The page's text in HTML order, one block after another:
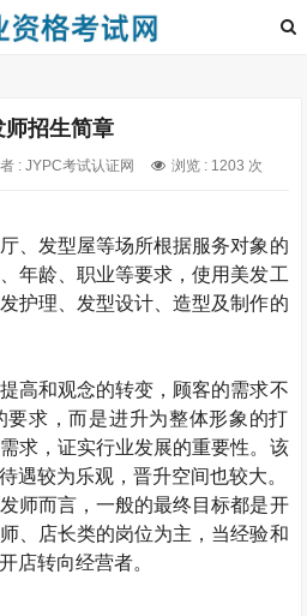
师招生简章
: JYPC考试认证网 浏览 : 1203 次
、发型屋等场所根据服务对象的
年龄、职业等要求，使用美发工
护理、发型设计、造型及制作的
高和观念的转变，顾客的需求不
求，而是进升为整体形象的打
求，证实行业发展的重要性。该
遇较为乐观，晋升空间也较大。
师而言，一般的最终目标都是开
、店长类的岗位为主，当经验和
店转向经营者。